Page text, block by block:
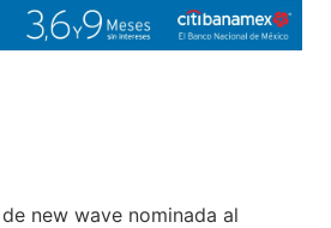
new wave nominada al